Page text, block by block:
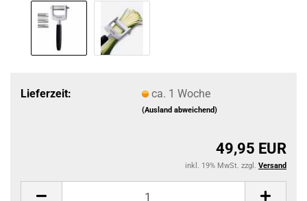
Lieferzeit: ca. 1 Woche
(Ausland abweichend)
49,95 EUR
inkl. 19% MwSt. zzgl. Versand